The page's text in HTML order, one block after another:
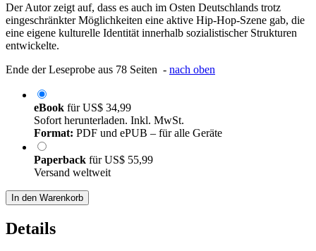
Der Autor zeigt auf, dass es auch im Osten Deutschlands trotz
eingeschränkter Möglichkeiten eine aktive Hip-Hop-Szene gab, die
eine eigene kulturelle Identität innerhalb sozialistischer Strukturen
entwickelte.
Ende der Leseprobe aus 78 Seiten - nach oben
eBook fürUS$ 34,99
Sofort herunterladen. Inkl. MwSt.
Format: PDF und ePUB – für alle Geräte
Paperback fürUS$ 55,99
Versand weltweit
In den Warenkorb
Details